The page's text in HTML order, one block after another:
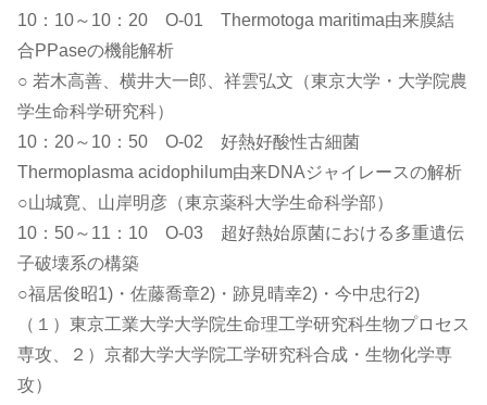
10：10～10：20 O-01 Thermotoga maritima由来膜結
合PPaseの機能解析
○ 若木高善、横井大一郎、祥雲弘文（東京大学・大学院農
学生命科学研究科）
10：20～10：50 O-02 好熱好酸性古細菌
Thermoplasma acidophilum由来DNAジャイレースの解析
○山城寛、山岸明彦（東京薬科大学生命科学部）
10：50～11：10 O-03 超好熱始原菌における多重遺伝
子破壊系の構築
○福居俊昭1)・佐藤喬章2)・跡見晴幸2)・今中忠行2)
（１）東京工業大学大学院生命理工学研究科生物プロセス
専攻、２）京都大学大学院工学研究科合成・生物化学専
攻）